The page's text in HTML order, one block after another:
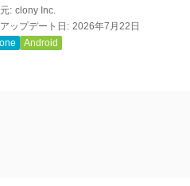
: clony Inc.
ップデート日: 2026年7月22日
Android